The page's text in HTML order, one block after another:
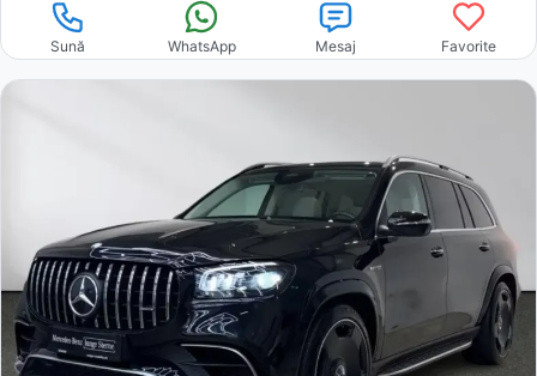
Sună WhatsApp Mesaj Favorite